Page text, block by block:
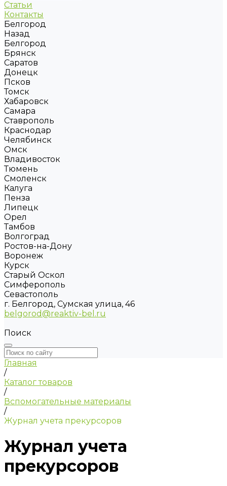
Статьи
Контакты
Белгород
Назад
Белгород
Брянск
Саратов
Донецк
Псков
Томск
Хабаровск
Самара
Ставрополь
Краснодар
Челябинск
Омск
Владивосток
Тюмень
Смоленск
Калуга
Пенза
Липецк
Орел
Тамбов
Волгоград
Ростов-на-Дону
Воронеж
Курск
Старый Оскол
Симферополь
Севастополь
г. Белгород, Сумская улица, 46
belgorod@reaktiv-bel.ru
Поиск
Главная
/
Каталог товаров
/
Вспомогательные материалы
/
Журнал учета прекурсоров
Журнал учета
прекурсоров